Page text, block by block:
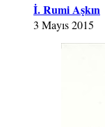
İ. Rumi Aşkın
3 Mayıs 2015